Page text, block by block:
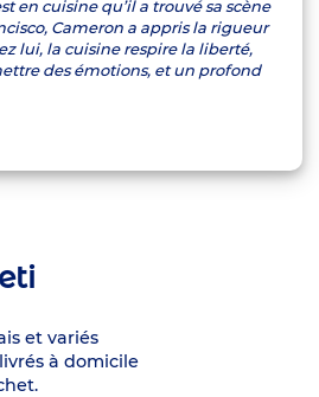
en cuisine qu’il a trouvé sa scène
Cameron a appris la rigueur
lui, la cuisine respire la liberté,
des émotions, et un profond
et variés
à domicile